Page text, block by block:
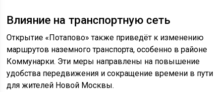
Влияние на транспортную сеть
Открытие «Потапово» также приведёт к изменению
маршрутов наземного транспорта, особенно в районе
Коммунарки. Эти меры направлены на повышение
удобства передвижения и сокращение времени в пути
для жителей Новой Москвы.